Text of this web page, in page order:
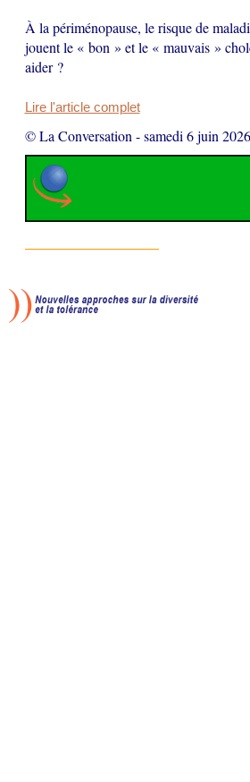
À la périménopause, le risque de
jouent le « bon » et le « mauvais »
aider ?
Lire l'article complet
© La Conversation -samedi 6 juin 2026